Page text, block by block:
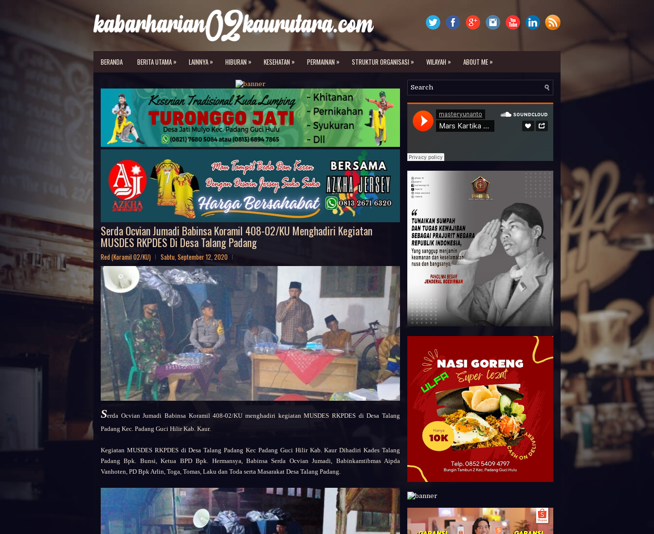
BERANDA BERITA UTAMA » LAINNYA » HIBURAN » KESEHATAN » PERMAINAN » STRUKTUR ORGANISASI » WILAYAH » ABOUT ME »
Serda Ocvian Jumadi Babinsa Koramil 408-02/KU Menghadiri Kegiatan
MUSDES RKPDES Di Desa Talang Padang
Red (Koramil 02/KU) Sabtu, September 12, 2020
Serda Ocvian Jumadi Babinsa Koramil 408-02/KU menghadiri kegiatan MUSDES RKPDES di Desa Talang
Padang Kec. Padang Guci Hilir Kab. Kaur.
Kegiatan MUSDES RKPDES di Desa Talang Padang Kec Padang Guci Hilir Kab. KaurDihadiriKades Talang
Padang Bpk. Bunsi,Ketua BPD Bpk. Hermansya, Babinsa Serda Ocvian Jumadi, Babinkamtibmas Aipda
Vanhoten, PD Bpk Arlin, Toga, Tomas, Laku dan Toda serta Masarakat Desa Talang Padang.